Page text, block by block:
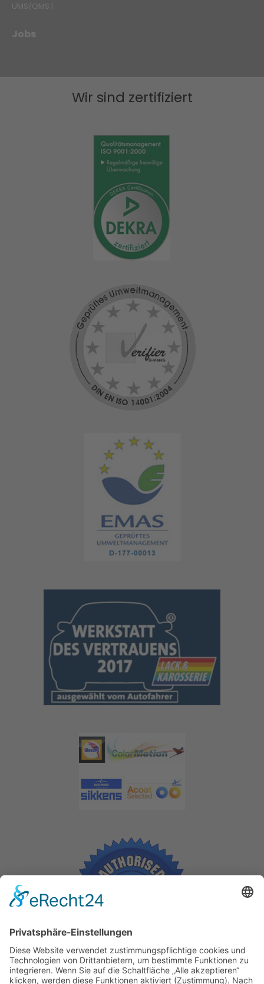
UMS/QMS |
Jobs
Wir sind zertifiziert